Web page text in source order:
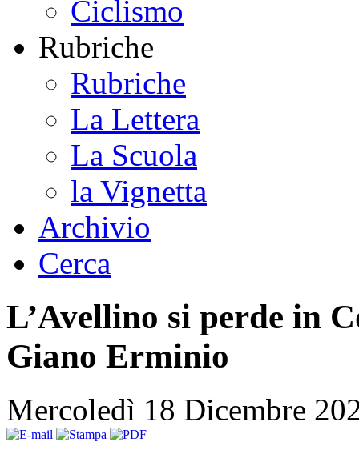
Ciclismo
Rubriche
Rubriche
La Lettera
La Scuola
la Vignetta
Archivio
Cerca
L’Avellino si perde in
Giano Erminio
Mercoledì 18 Dicembre